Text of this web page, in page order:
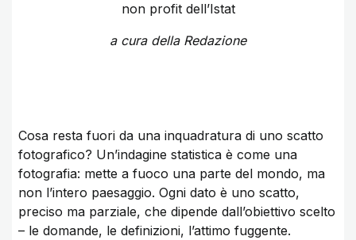
non profit dell’Istat
a cura della Redazione
Cosa resta fuori da una inquadratura di uno scatto
fotografico? Un’indagine statistica è come una
fotografia: mette a fuoco una parte del mondo, ma
non l’intero paesaggio. Ogni dato è uno scatto,
preciso ma parziale, che dipende dall’obiettivo scelto
– le domande, le definizioni, l’attimo fuggente.